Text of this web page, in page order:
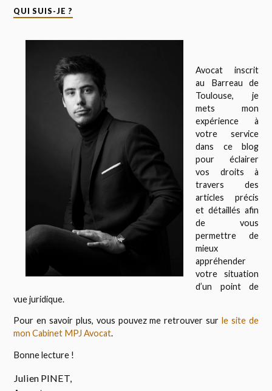
QUI SUIS-JE ?
Avocat inscrit
au Barreau de
Toulouse, je
mets mon
expérience à
votre service
dans ce blog
pour éclairer
vos droits à
travers des
articles précis
et détaillés afin
de vous
permettre de
mieux
appréhender
votre situation
d’un point de
vue juridique.
Pour en savoir plus, vous pouvez me retrouver sur le site de
mon Cabinet MPJ Avocat.
Bonne lecture !
Julien PINET,